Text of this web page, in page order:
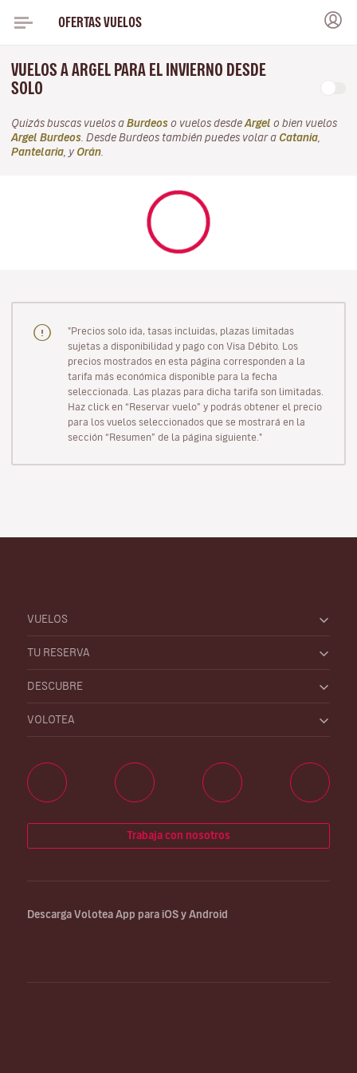
OFERTAS VUELOS
VUELOS A ARGEL PARA EL INVIERNO DESDE
SOLO
Quizás buscas vuelos a Burdeos o vuelos desde Argel o bien vuelos
Argel Burdeos . Desde Burdeos también puedes volar a Catania
Pantelaria , y Orán
"Precios solo ida, tasas incluidas, plazas limitadas
sujetas a disponibilidad y pago con Visa Débito. Los
precios mostrados en esta página corresponden a la
tarifa más económica disponible para la fecha
seleccionada. Las plazas para dicha tarifa son limitadas.
Haz click en “Reservar vuelo” y podrás obtener el precio
para los vuelos seleccionados que se mostrará en la
sección “Resumen” de la página siguiente."
VUELOS
TU RESERVA
DESCUBRE
VOLOTEA
Trabaja con nosotros
Descarga Volotea App para iOS y Android